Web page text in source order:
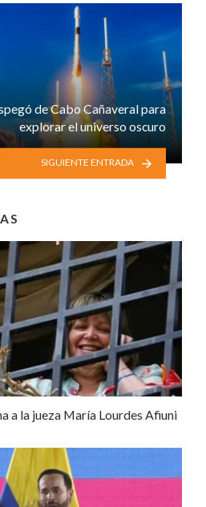
de Cabo Cañaveral para
explorar el universo oscuro
SIGUIENTE ENTRADA
a la jueza María Lourdes Afiuni